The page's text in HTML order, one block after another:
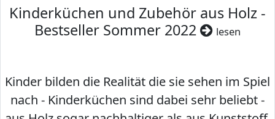
Kinderküchen und Zubehör aus Holz -
Bestseller Sommer 2022
lesen
Kinder bilden die Realität die sie sehen im Spiel
nach - Kinderküchen sind dabei sehr beliebt -